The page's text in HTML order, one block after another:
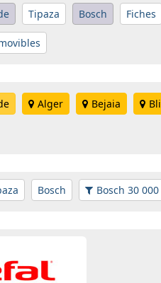
Tipaza Bosch Fiches
Alger Bejaia
Bosch Bosch 30 000